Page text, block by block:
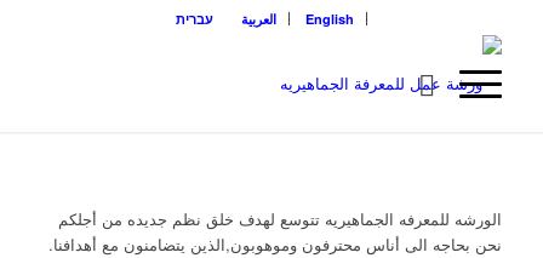
English العربية עברית
الورشه للمعرفه الجماهيريه تتوسع لهدف خلق نظم جديده من أجلكم
‏نحن بحاجه الى أناس محترفون وموهوبون,الذين يتضامنون مع ‏أهدافنا.